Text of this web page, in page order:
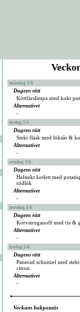
måndag 1/6
Dagens rätt
Köttfärslimpa med kokt
Alternativet
-
tisdag 2/6
Dagens rätt
Stekt fläsk med löksås &
Alternativet
-
onsdag 3/6
Dagens rätt
Helstekt kotlett med
rödlök
Alternativet
-
torsdag 4/6
Dagens rätt
Korvstroganoff med ris &
Alternativet
-
fredag 5/6
Dagens rätt
Panerad schnitzel med
citron
Alternativet
-
Veckans bakpotatis